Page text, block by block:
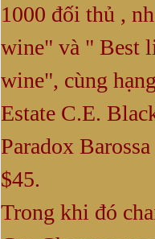
1000 đối thủ ,
wine" và " Best
wine", cùng
Estate C.E.
Paradox
$45.
Trong khi đó